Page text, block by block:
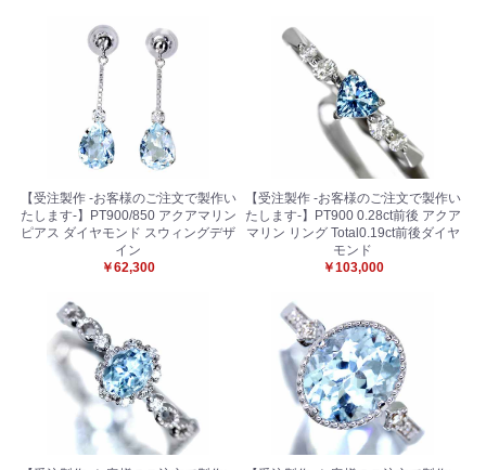
【受注製作 -お客様のご注文で製作い
たします-】PT900/850 アクアマリン
ピアス ダイヤモンド スウィングデザ
イン
￥62,300
【受注製作 -お客様のご注文で製作い
たします-】PT900 0.28ct前後 アクア
マリン リング Total0.19ct前後ダイヤ
モンド
￥103,000